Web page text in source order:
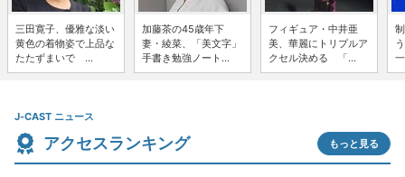
三田寛子、優雅な淡い
黄色の着物姿で上品な
たたずまいで ...
加藤茶の45歳年下
妻・綾菜、「美文字」
手書き勉強ノート...
フィギュア・中井亜
美、華麗にトリプルア
クセル決める 「...
J-CAST ニュース
アクセスランキング もっと見る